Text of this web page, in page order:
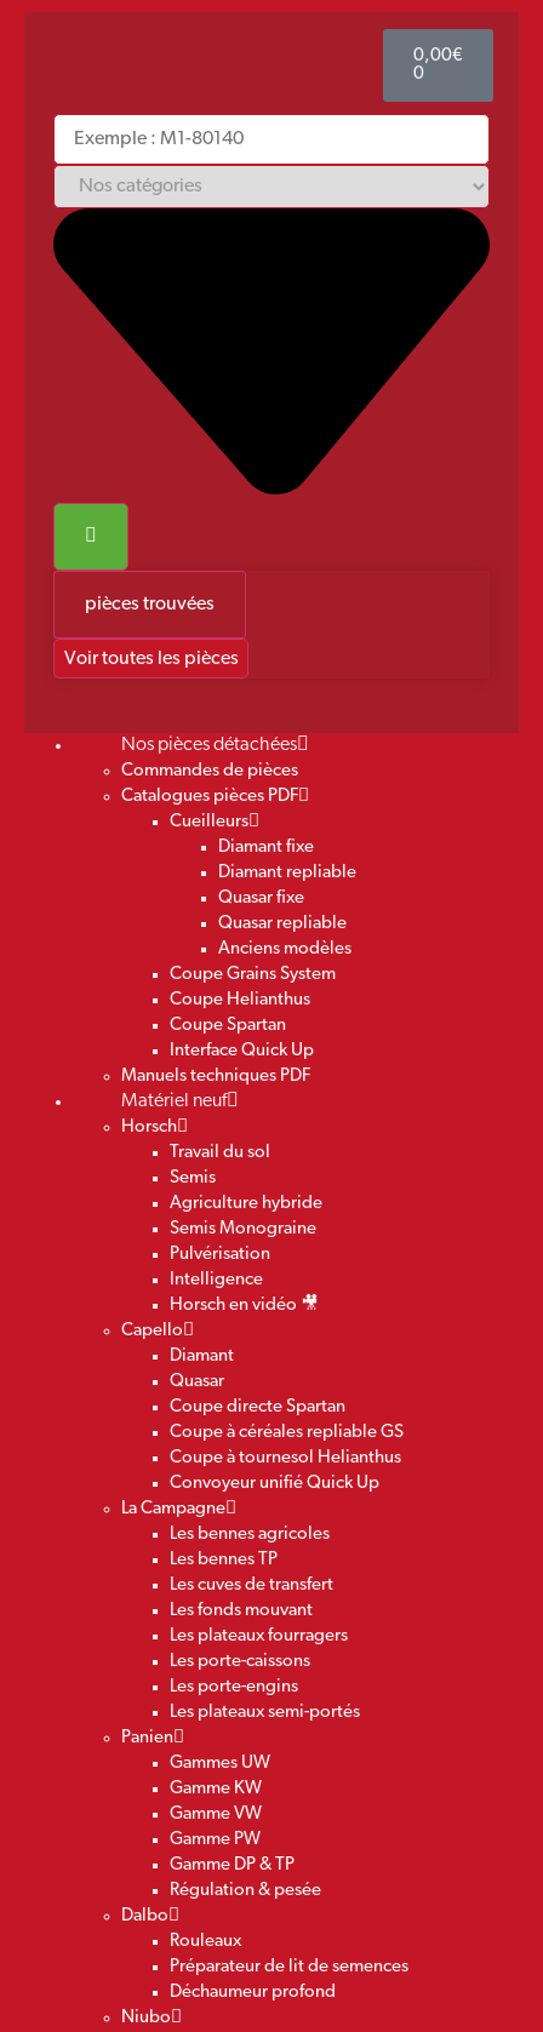
0,00€
0
pièces trouvées
Voir toutes les pièces
Nos pièces détachées
Commandes de pièces
Catalogues pièces PDF
Cueilleurs
Diamant fixe
Diamant repliable
Quasar fixe
Quasar repliable
Anciens modèles
Coupe Grains System
Coupe Helianthus
Coupe Spartan
Interface Quick Up
Manuels techniques PDF
Matériel neuf
Horsch
Travail du sol
Semis
Agriculture hybride
Semis Monograine
Pulvérisation
Intelligence
Horsch en vidéo 🎥
Capello
Diamant
Quasar
Coupe directe Spartan
Coupe à céréales repliable GS
Coupe à tournesol Helianthus
Convoyeur unifié Quick Up
La Campagne
Les bennes agricoles
Les bennes TP
Les cuves de transfert
Les fonds mouvant
Les plateaux fourragers
Les porte-caissons
Les porte-engins
Les plateaux semi-portés
Panien
Gammes UW
Gamme KW
Gamme VW
Gamme PW
Gamme DP & TP
Régulation & pesée
Dalbo
Rouleaux
Préparateur de lit de semences
Déchaumeur profond
Niubo